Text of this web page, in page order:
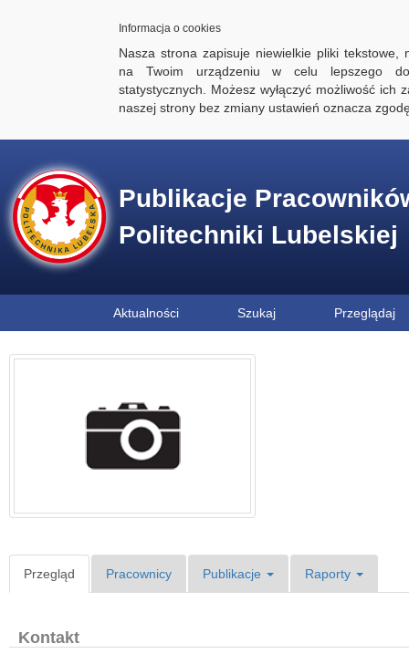
Informacja o cookies
Nasza strona zapisuje niewielkie pliki tekstowe,
na Twoim urządzeniu w celu lepszego
statystycznych. Możesz wyłączyć możliwość ich
naszej strony bez zmiany ustawień oznacza
Publikacje
Politechniki Lubelskiej
Aktualności Szukaj Przeglądaj
Przegląd Pracownicy Publikacje Raporty
Kontakt